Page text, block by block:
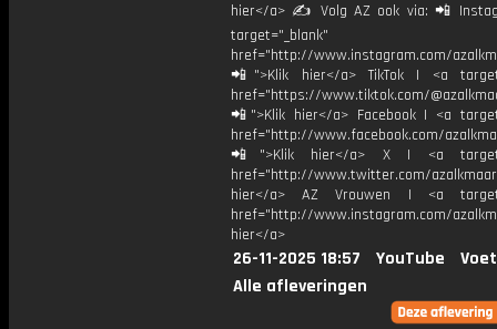
hier</a> ✍ Volg AZ ook via: 📲
target="_blank"
href="http://www.instagram.com/
📲">Klik hier</a> TikTok | <a
href="https://www.tiktok.com/
📲">Klik hier</a> Facebook | <a
href="http://www.facebook.com/
📲">Klik hier</a> X | <a
href="http://www.twitter.com/
hier</a> AZ Vrouwen | <a
href="http://www.instagram.com/
hier</a>
26-11-2025 18:57 YouTube
Alle afleveringen